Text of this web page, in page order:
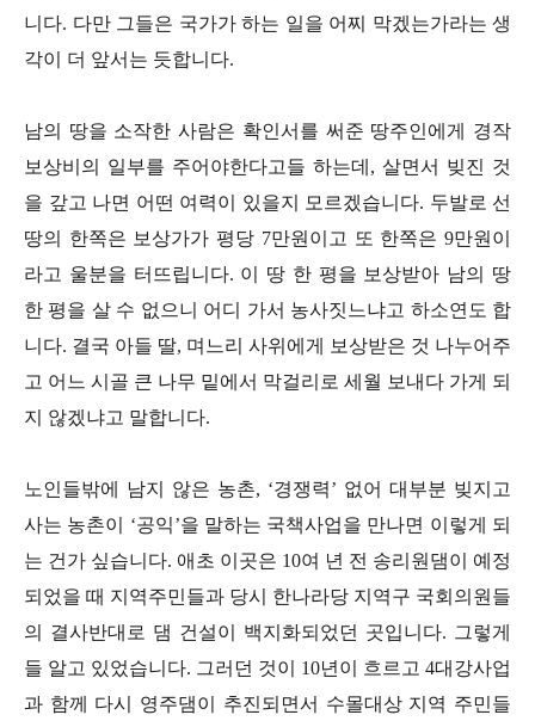
니다. 다만 그들은 국가가 하는 일을 어찌 막겠는가라는 생
각이 더 앞서는 듯합니다.
남의 땅을 소작한 사람은 확인서를 써준 땅주인에게 경작
보상비의 일부를 주어야한다고들 하는데, 살면서 빚진 것
을 갚고 나면 어떤 여력이 있을지 모르겠습니다. 두발로 선
땅의 한쪽은 보상가가 평당 7만원이고 또 한쪽은 9만원이
라고 울분을 터뜨립니다. 이 땅 한 평을 보상받아 남의 땅
한 평을 살 수 없으니 어디 가서 농사짓느냐고 하소연도 합
니다. 결국 아들 딸, 며느리 사위에게 보상받은 것 나누어주
고 어느 시골 큰 나무 밑에서 막걸리로 세월 보내다 가게 되
지 않겠냐고 말합니다.
노인들밖에 남지 않은 농촌, ‘경쟁력’ 없어 대부분 빚지고
사는 농촌이 ‘공익’을 말하는 국책사업을 만나면 이렇게 되
는 건가 싶습니다. 애초 이곳은 10여 년 전 송리원댐이 예정
되었을 때 지역주민들과 당시 한나라당 지역구 국회의원들
의 결사반대로 댐 건설이 백지화되었던 곳입니다. 그렇게
들 알고 있었습니다. 그러던 것이 10년이 흐르고 4대강사업
과 함께 다시 영주댐이 추진되면서 수몰대상 지역 주민들